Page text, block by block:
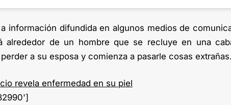
información difundida en algunos medios de
alrededor de un hombre que se recluye en una
a su esposa y comienza a pasarle cosas extrañas.
revela enfermedad en su piel